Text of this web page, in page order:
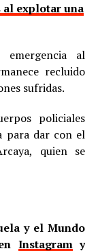
al explotar una
emergencia al
recluido
sufridas.
policiales
para dar con el
quien se
y el Mundo
Instagramy